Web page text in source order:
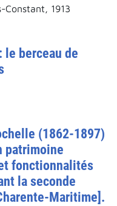
Constant, 1913
le berceau de
(1862-1897)
patrimoine
fonctionnalités
la seconde
Maritime].